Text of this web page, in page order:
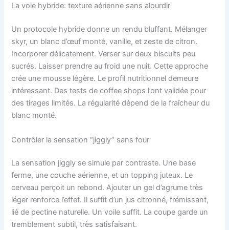
La voie hybride: texture aérienne sans alourdir
Un protocole hybride donne un rendu bluffant. Mélanger
skyr, un blanc d’œuf monté, vanille, et zeste de citron.
Incorporer délicatement. Verser sur deux biscuits peu
sucrés. Laisser prendre au froid une nuit. Cette approche
crée une mousse légère. Le profil nutritionnel demeure
intéressant. Des tests de coffee shops l’ont validée pour
des tirages limités. La régularité dépend de la fraîcheur du
blanc monté.
Contrôler la sensation “jiggly” sans four
La sensation jiggly se simule par contraste. Une base
ferme, une couche aérienne, et un topping juteux. Le
cerveau perçoit un rebond. Ajouter un gel d’agrume très
léger renforce l’effet. Il suffit d’un jus citronné, frémissant,
lié de pectine naturelle. Un voile suffit. La coupe garde un
tremblement subtil, très satisfaisant.